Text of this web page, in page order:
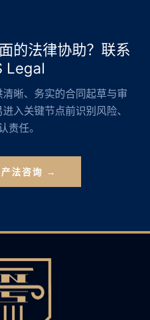
的法律协助？联系
Legal
晰、务实的合同起草与审
入关键节点前识别风险、
责任。
法咨询 →